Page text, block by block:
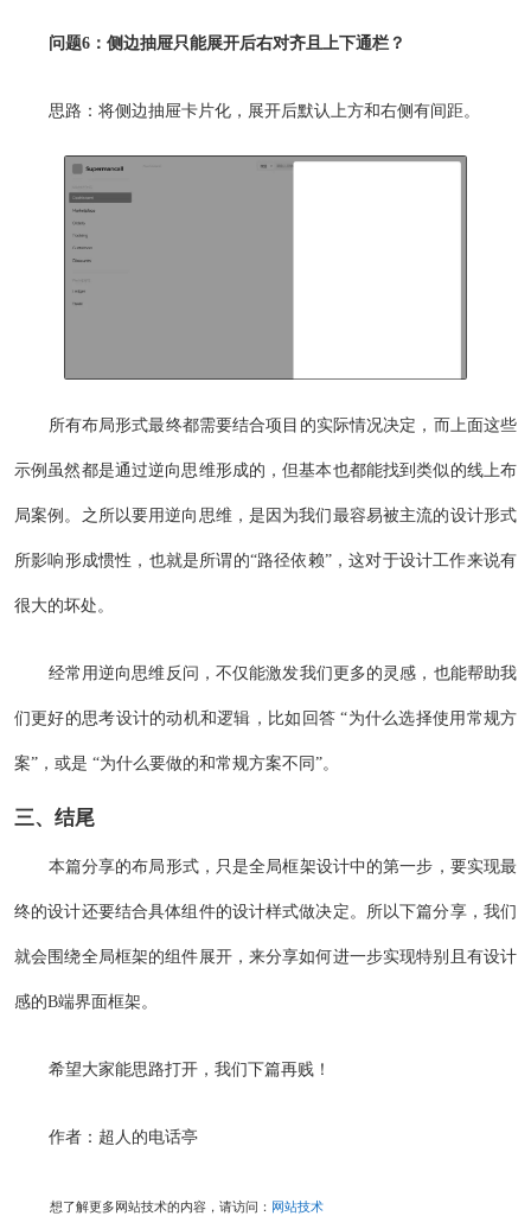
问题6：侧边抽屉只能展开后右对齐且上下通栏？
思路：将侧边抽屉卡片化，展开后默认上方和右侧有间距。
所有布局形式最终都需要结合项目的实际情况决定，而上面这些
示例虽然都是通过逆向思维形成的，但基本也都能找到类似的线上布
局案例。之所以要用逆向思维，是因为我们最容易被主流的设计形式
所影响形成惯性，也就是所谓的“路径依赖”，这对于设计工作来说有
很大的坏处。
经常用逆向思维反问，不仅能激发我们更多的灵感，也能帮助我
们更好的思考设计的动机和逻辑，比如回答 “为什么选择使用常规方
案”，或是 “为什么要做的和常规方案不同”。
三、结尾
本篇分享的布局形式，只是全局框架设计中的第一步，要实现最
终的设计还要结合具体组件的设计样式做决定。所以下篇分享，我们
就会围绕全局框架的组件展开，来分享如何进一步实现特别且有设计
感的B端界面框架。
希望大家能思路打开，我们下篇再贱！
作者：超人的电话亭
想了解更多网站技术的内容，请访问： 网站技术